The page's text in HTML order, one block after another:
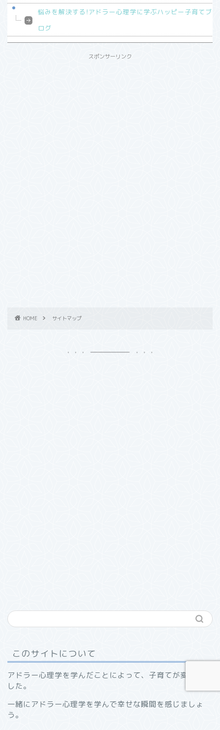
悩みを解決する!アドラー心理学に学ぶハッピー子育てブ
ログ
スポンサーリンク
HOME サイトマップ
このサイトについて
アドラー心理学を学んだことによって、子育てが変わりま
した。
一緒にアドラー心理学を学んで幸せな瞬間を感じましょ
う。